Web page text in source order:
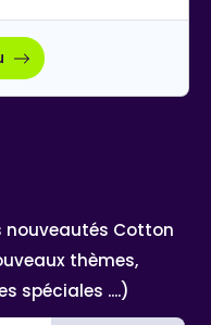
nouveautés Cotton
thèmes,
spéciales ....)